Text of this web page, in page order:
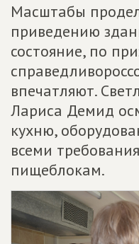
Масштабы
приведению
состояние, по
впечатляют.
Лариса Демид
кухню,
всеми
пищеблокам.